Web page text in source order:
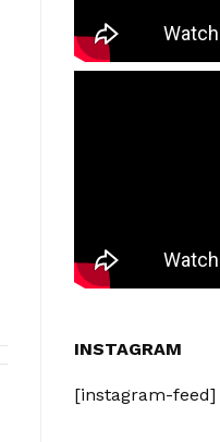
INSTAGRAM
[instagram-feed]